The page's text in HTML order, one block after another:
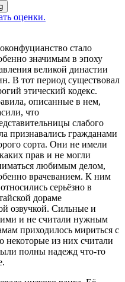
оценки.
стало
значимым в эпоху
великой династии
В тот период существовал
этический кодекс.
описанные в нем,
что
слабого
признавались гражданами
сорта. Они не имели
прав и не могли
любимым делом,
врачеванием. К ним
серьёзно в
дораме
озвучкой. Сильные и
и не считали нужным
приходилось мириться с
из них считали
полны надежд что-то